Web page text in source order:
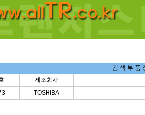
검 색 부 품
제조회사
TOSHIBA